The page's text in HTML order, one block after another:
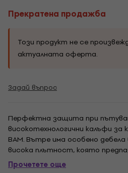
Прекратена продажба
Този продукт не се
актуалната оферта.
Задай въпрос
Перфектна защита при
високотехнологични калъфи за
BAM. Вътре има особено
висока плътност, която
инструментите. Покритието
Прочетете още